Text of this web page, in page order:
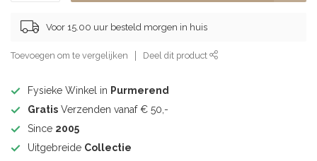
Voor 15.00 uur besteld morgen in huis
Toevoegen om te vergelijken Deel dit product
Fysieke Winkel in Purmerend
Gratis Verzenden vanaf € 50,-
Since 2005
Uitgebreide Collectie